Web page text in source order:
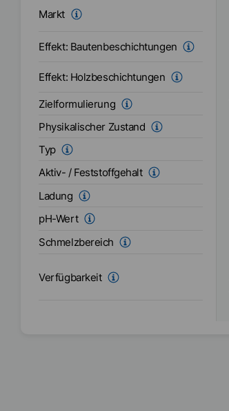
Markt
Effekt: Bautenbeschichtungen
Effekt: Holzbeschichtungen
Zielformulierung
Physikalischer Zustand
Typ
Aktiv- / Feststoffgehalt
Ladung
pH-Wert
Schmelzbereich
Verfügbarkeit